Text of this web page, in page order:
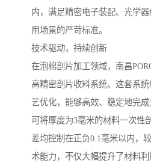
内，满足精密电子装配、光学
用场景的严苛标准。
技术驱动，持续创新
在泡棉剖片加工领域，南昌
高精密剖片收料系统。这套系
艺优化，能够高效、稳定地完成
可将厚度为3毫米的材料一次性
差均控制在正负0.1毫米以内，
术能力，不仅大幅提升了材料